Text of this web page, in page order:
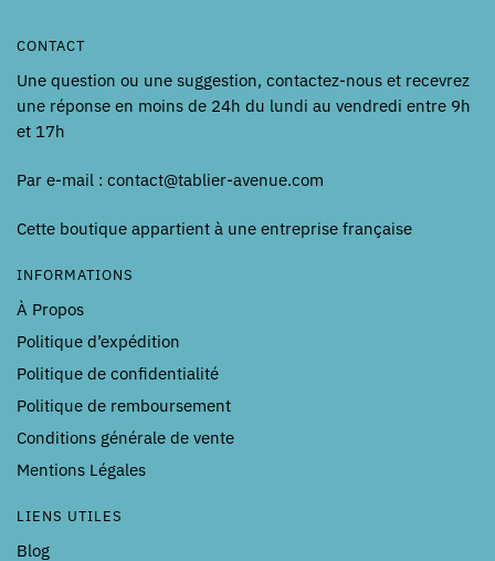
CONTACT
Une question ou une suggestion, contactez-nous et recevrez
une réponse en moins de 24h du lundi au vendredi entre 9h
et 17h
Par e-mail : contact@tablier-avenue.com
Cette boutique appartient à une entreprise française
INFORMATIONS
À Propos
Politique d’expédition
Politique de confidentialité
Politique de remboursement
Conditions générale de vente
Mentions Légales
LIENS UTILES
Blog